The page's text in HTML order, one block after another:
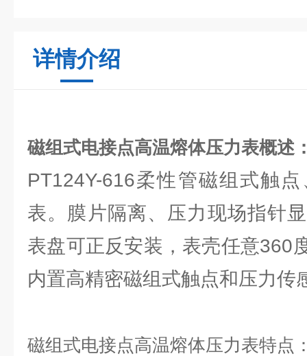
详情介绍
磁组式电接点高温熔体压力表概述
PT124Y-616柔性管磁组式触
表。膜片隔离、压力现场指针
表盘可正反安装，表壳任意360
内置高精密磁组式触点和压力传
磁组式电接点高温熔体压力表特点